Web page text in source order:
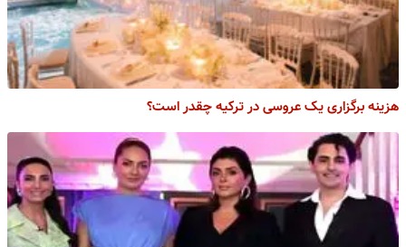
هزینه برگزاری یک عروسی در ترکیه چقدر است؟